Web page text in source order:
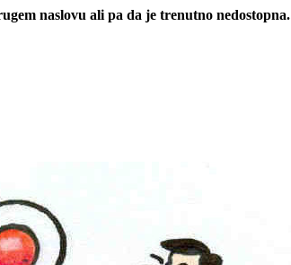
naslovu ali pa da je trenutno nedostopna.